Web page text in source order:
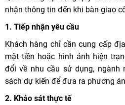
nhận thông tin đến khi bàn giao
1. Tiếp nhận yêu cầu
Khách hàng chỉ cần cung cấp
mặt tiền hoặc hình ảnh hiện
đổi về nhu cầu sử dụng, ngành
sách dự kiến để đưa ra phương
2. Khảo sát thực tế